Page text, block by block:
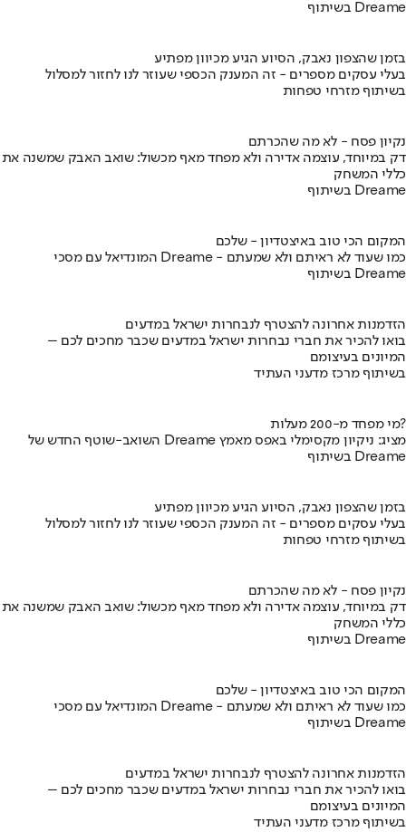
בשיתוף Dreame
בזמן שהצפון נאבק, הסיוע הגיע מכיוון מפתיע
בעלי עסקים מספרים - זה המענק הכספי שעוזר לנו לחזור למסלול
בשיתוף מזרחי טפחות
נקיון פסח - לא מה שהכרתם
דק במיוחד, עוצמה אדירה ולא מפחד מאף מכשול: שואב האבק שמשנה את
כללי המשחק
בשיתוף Dreame
המקום הכי טוב באיצטדיון - שלכם
המונדיאל עם מסכי Dreame - כמו שעוד לא ראיתם ולא שמעתם
בשיתוף Dreame
הזדמנות אחרונה להצטרף לנבחרות ישראל במדעים
בואו להכיר את חברי נבחרות ישראל במדעים שכבר מחכים לכם –
המיונים בעיצומם
בשיתוף מרכז מדעני העתיד
מי מפחד מ-200 מעלות?
השואב-שוטף החדש של Dreame מציג: ניקיון מקסימלי באפס מאמץ
בשיתוף Dreame
בזמן שהצפון נאבק, הסיוע הגיע מכיוון מפתיע
בעלי עסקים מספרים - זה המענק הכספי שעוזר לנו לחזור למסלול
בשיתוף מזרחי טפחות
נקיון פסח - לא מה שהכרתם
דק במיוחד, עוצמה אדירה ולא מפחד מאף מכשול: שואב האבק שמשנה את
כללי המשחק
בשיתוף Dreame
המקום הכי טוב באיצטדיון - שלכם
המונדיאל עם מסכי Dreame - כמו שעוד לא ראיתם ולא שמעתם
בשיתוף Dreame
הזדמנות אחרונה להצטרף לנבחרות ישראל במדעים
בואו להכיר את חברי נבחרות ישראל במדעים שכבר מחכים לכם –
המיונים בעיצומם
בשיתוף מרכז מדעני העתיד